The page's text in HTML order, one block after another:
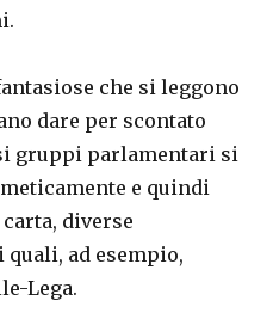
che si leggono
dare per scontato
gruppi parlamentari si
e quindi
diverse
ad esempio,
Lega.